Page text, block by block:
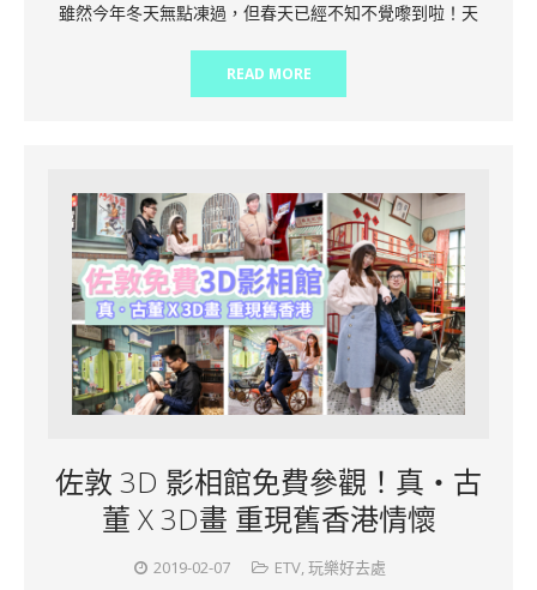
雖然今年冬天無點凍過，但春天已經不知不覺嚟到啦！天
READ MORE
佐敦 3D 影相館免費參觀！真‧古
董 X 3D畫 重現舊香港情懷
2019-02-07 ETV,玩樂好去處